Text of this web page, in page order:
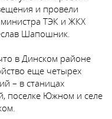
и провели
министра ТЭК и ЖКХ
Шапошник.
в Динском районе
еще четырех
– в станицах
поселке Южном и селе